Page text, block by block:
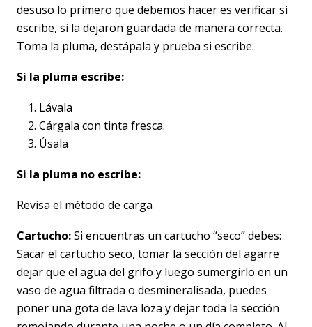
desuso lo primero que debemos hacer es verificar si
escribe, si la dejaron guardada de manera correcta.
Toma la pluma, destápala y prueba si escribe.
Si la pluma escribe:
Lávala
Cárgala con tinta fresca.
Úsala
Si la pluma no escribe:
Revisa el método de carga
Cartucho:Si encuentras un cartucho “seco” debes:
Sacar el cartucho seco, tomar la sección del agarre
dejar que el agua del grifo y luego sumergirlo en un
vaso de agua filtrada o desmineralisada, puedes
poner una gota de lava loza y dejar toda la sección